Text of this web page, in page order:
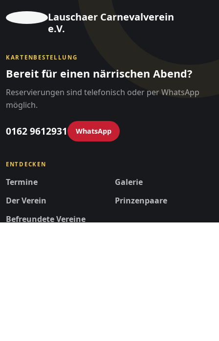
Lauschaer Carnevalverein
e.V.
KARTENBESTELLUNG
Bereit für einen närrischen Abend?
Reservierungen sind telefonisch oder per WhatsApp
möglich.
0162 9612931 WhatsApp
ENTDECKEN
Termine
Galerie
Der Verein
Prinzenpaare
Befreundete Vereine